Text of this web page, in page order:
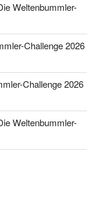
Weltenbummler-
Challenge 2026
Challenge 2026
Weltenbummler-